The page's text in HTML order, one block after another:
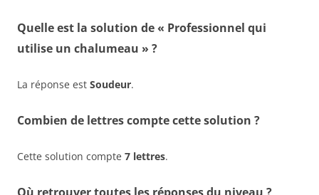
Quelle est la solution de « Professionnel qui
utilise un chalumeau » ?
La réponse est Soudeur.
Combien de lettres compte cette solution ?
Cette solution compte 7 lettres.